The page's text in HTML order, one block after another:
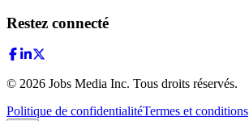
Restez connecté
© 2026 Jobs Media Inc. Tous droits réservés.
Politique de confidentialitéTermes et conditions